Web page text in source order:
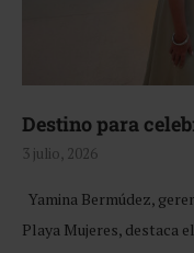
Destino para
3 julio, 2026
Yamina Bermúdez,
Playa Mujeres, destaca